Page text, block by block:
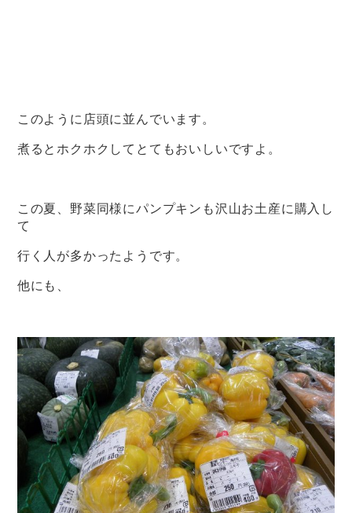
このように店頭に並んでいます。
煮るとホクホクしてとてもおいしいですよ。
この夏、野菜同様にパンプキンも沢山お土産に購入し
て
行く人が多かったようです。
他にも、